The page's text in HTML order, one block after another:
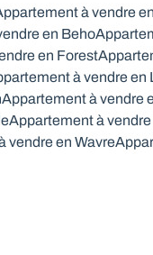
à vendre
en Beho
en Forest
à vendre
Appartement à vendre
Appartement à
vendre en Wavre